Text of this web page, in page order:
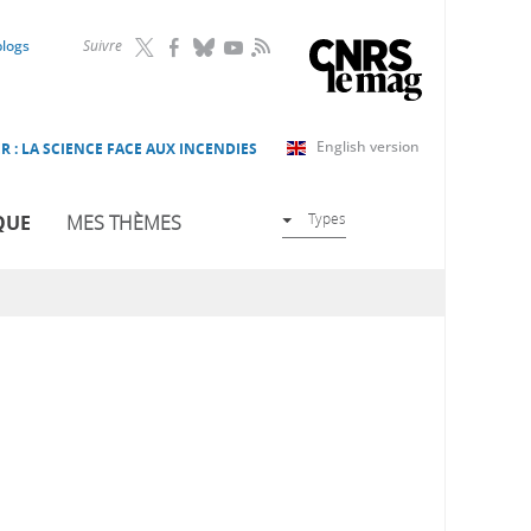
Suivre RSS
English version
: LA SCIENCE FACE AUX INCENDIES
MES THÈMES Types